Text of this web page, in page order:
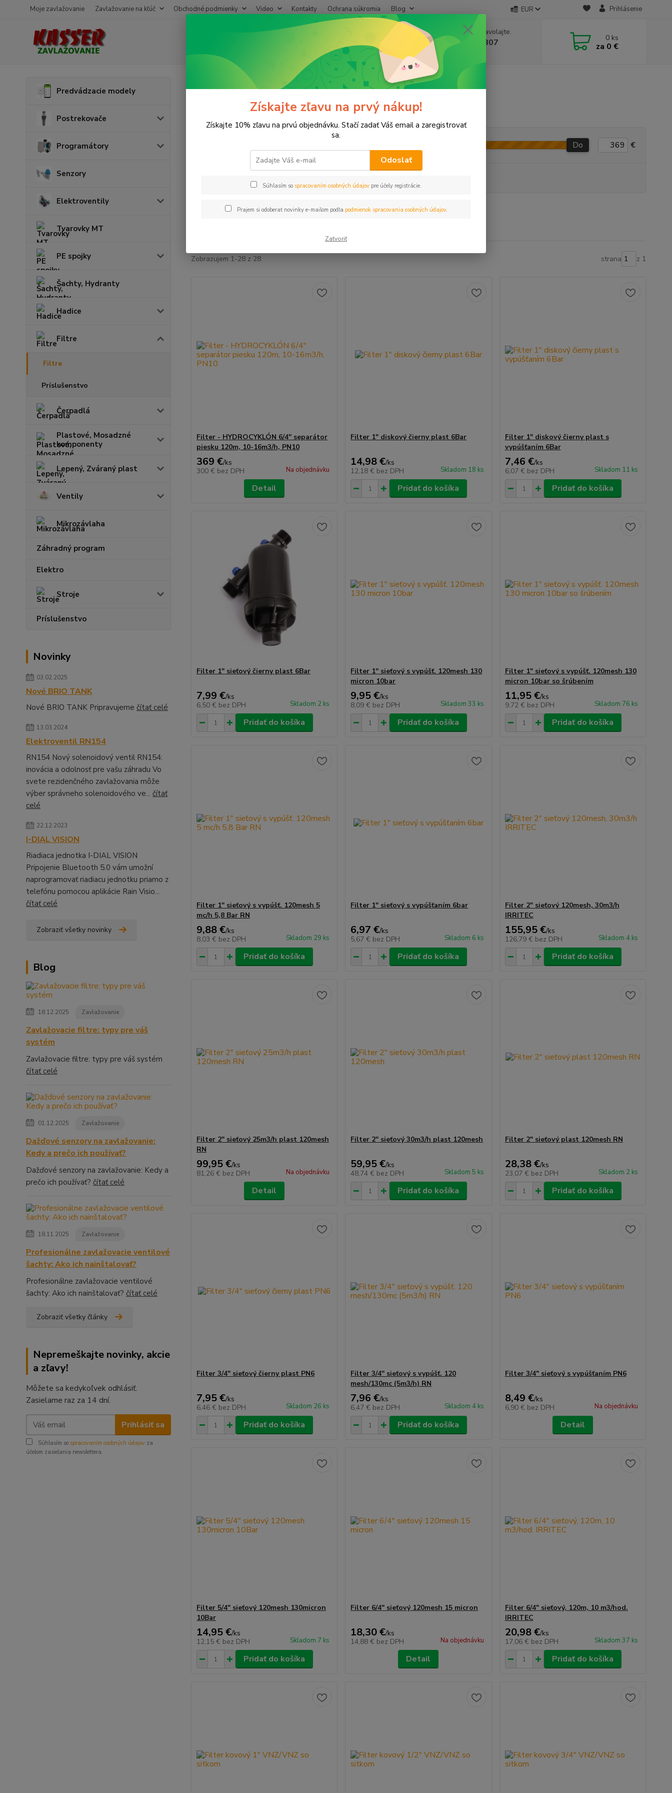
Moje zavlažovanie Zavlažovanie na kľúč Obchodné podmienky Video Kontakty Ochrana súkromia Blog EUR Prihlásenie
Neviete si rady? Zavolajte.
+421 911 131 807
(Po-Pia, 8-17 hod.)
0 ks
za 0 €
Predvádzacie modely
Postrekovače
Programátory
Senzory
Elektroventily
Tvarovky MT
PE spojky
Šachty, Hydranty
Hadice
Filtre
Filtre
Príslušenstvo
Čerpadlá
Plastové, Mosadzné
komponenty
Lepený, Zváraný plast
Ventily
Mikrozávlaha
Záhradný program
Elektro
Stroje
Príslušenstvo
Novinky
03.02.2025
Nové BRIO TANK
Nové BRIO TANK Pripravujeme čítať celé
13.03.2024
Elektroventil RN154
RN154 Nový solenoidový ventil RN154:
inovácia a odolnosť pre vašu záhradu Vo
svete rezidenčného zavlažovania môže
výber správneho solenoidového ve... čítať
celé
22.12.2023
I-DIAL VISION
Riadiaca jednotka I-DIAL VISION
Pripojenie Bluetooth 5.0 vám umožní
naprogramovať riadiacu jednotku priamo z
telefónu pomocou aplikácie Rain Visio...
čítať celé
Zobraziť všetky novinky
Blog
18.12.2025 Zavlažovanie
Zavlažovacie filtre: typy pre váš
systém
Zavlažovacie filtre: typy pre váš systém
čítať celé
01.12.2025 Zavlažovanie
Dažďové senzory na zavlažovanie:
Kedy a prečo ich používať?
Dažďové senzory na zavlažovanie: Kedy a
prečo ich používať? čítať celé
18.11.2025 Zavlažovanie
Profesionálne zavlažovacie ventilové
šachty: Ako ich nainštalovať?
Profesionálne zavlažovacie ventilové
šachty: Ako ich nainštalovať? čítať celé
Zobraziť všetky články
Nepremeškajte novinky, akcie
a zľavy!
Môžete sa kedykoľvek odhlásiť.
Zasielame raz za 14 dní.
Prihlásiť sa
Súhlasím so spracovaním osobných údajov za
účelom zasielania newslettera.
Filtre
Do €
Zobrazujem 1-28 z 28 strana z 1
Filter - HYDROCYKLÓN 6/4" separátor
piesku 120m, 10-16m3/h, PN10
369 €/ks
300 € bez DPH Na objednávku
Detail
Filter 1" diskový čierny plast 6Bar
14,98 €/ks
12,18 € bez DPH Skladom 18 ks
Pridať do košíka
Filter 1" diskový čierny plast s
vypúšťaním 6Bar
7,46 €/ks
6,07 € bez DPH Skladom 11 ks
Pridať do košíka
Filter 1" sieťový čierny plast 6Bar
7,99 €/ks
6,50 € bez DPH Skladom 2 ks
Pridať do košíka
Filter 1" sieťový s vypúšť. 120mesh 130
micron 10bar
9,95 €/ks
8,09 € bez DPH Skladom 33 ks
Pridať do košíka
Filter 1" sieťový s vypúšť. 120mesh 130
micron 10bar so šrúbením
11,95 €/ks
9,72 € bez DPH Skladom 76 ks
Pridať do košíka
Filter 1" sieťový s vypúšť. 120mesh 5
mc/h 5,8 Bar RN
9,88 €/ks
8,03 € bez DPH Skladom 29 ks
Pridať do košíka
Filter 1" sieťový s vypúšťaním 6bar
6,97 €/ks
5,67 € bez DPH Skladom 6 ks
Pridať do košíka
Filter 2" sieťový 120mesh, 30m3/h
IRRITEC
155,95 €/ks
126,79 € bez DPH Skladom 4 ks
Pridať do košíka
Filter 2" sieťový 25m3/h plast 120mesh
RN
99,95 €/ks
81,26 € bez DPH Na objednávku
Detail
Filter 2" sieťový 30m3/h plast 120mesh
59,95 €/ks
48,74 € bez DPH Skladom 5 ks
Pridať do košíka
Filter 2" sieťový plast 120mesh RN
28,38 €/ks
23,07 € bez DPH Skladom 2 ks
Pridať do košíka
Filter 3/4" sieťový čierny plast PN6
7,95 €/ks
6,46 € bez DPH Skladom 26 ks
Pridať do košíka
Filter 3/4" sieťový s vypúšť. 120
mesh/130mc (5m3/h) RN
7,96 €/ks
6,47 € bez DPH Skladom 4 ks
Pridať do košíka
Filter 3/4" sieťový s vypúšťaním PN6
8,49 €/ks
6,90 € bez DPH Na objednávku
Detail
Filter 5/4" sieťový 120mesh 130micron
10Bar
14,95 €/ks
12,15 € bez DPH Skladom 7 ks
Pridať do košíka
Filter 6/4" sieťový 120mesh 15 micron
18,30 €/ks
14,88 € bez DPH Na objednávku
Detail
Filter 6/4" sieťový, 120m, 10 m3/hod.
IRRITEC
20,98 €/ks
17,06 € bez DPH Skladom 37 ks
Pridať do košíka
Získajte zľavu na prvý nákup!
Získajte 10% zľavu na prvú objednávku. Stačí zadať Váš email a zaregistrovať
sa.
Odoslať
Súhlasím so spracovaním osobných údajov pre účely registrácie.
Prajem si odoberať novinky e-mailom podľa podmienok spracovania osobných údajov.
Zatvoriť